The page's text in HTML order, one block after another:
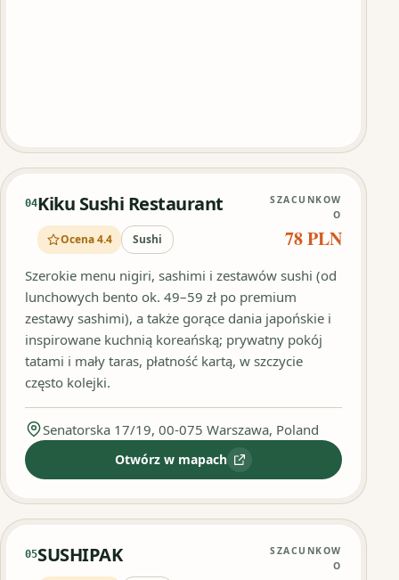
04Kiku Sushi Restaurant
Ocena 4.4 Sushi
SZACUNKOW
O
78 PLN
Szerokie menu nigiri, sashimi i zestawów sushi (od
lunchowych bento ok. 49–59 zł po premium
zestawy sashimi), a także gorące dania japońskie i
inspirowane kuchnią koreańską; prywatny pokój
tatami i mały taras, płatność kartą, w szczycie
często kolejki.
Senatorska 17/19, 00-075 Warszawa, Poland
Otwórz w mapach
:Kiku Sushi Restaurant
05SUSHIPAK
SZACUNKOW
O